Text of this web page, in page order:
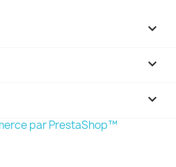


keyboard_arrow_down
par PrestaShop™